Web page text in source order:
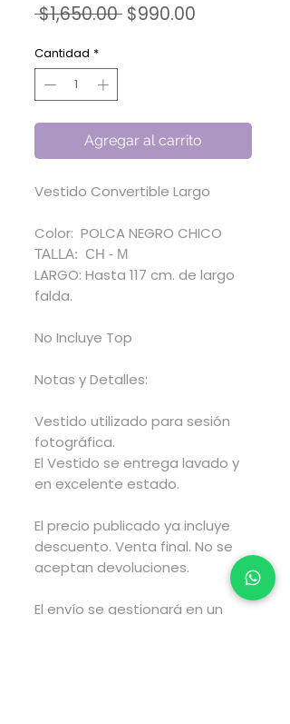
$1,650.00 Precio
$990.00
Cantidad *
Agregar al carrito
Vestido Convertible Largo
Color: POLCA NEGRO CHICO
TALLA: CH - M
LARGO: Hasta 117 cm. de largo
falda.
No Incluye Top
Notas y Detalles:
Vestido utilizado para sesión
fotográfica.
El Vestido se entrega lavado y
en excelente estado.
El precio publicado ya incluye
descuento. Venta final. No se
aceptan devoluciones.
El envío se gestionará en un